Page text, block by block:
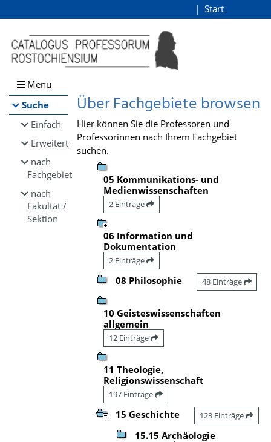
Browsen
direkt zum Inhalt
Start
Menü
Suche
Einfach
Erweitert
nach
Fachgebiet
nach
Fakultät /
Sektion
Über Fachgebiete browsen
Hier können Sie die Professoren und
Professorinnen nach Ihrem Fachgebiet
suchen.
05 Kommunikations- und
Medienwissenschaften
2 Einträge
06 Information und
Dokumentation
2 Einträge
08 Philosophie 48 Einträge
10 Geisteswissenschaften
allgemein
12 Einträge
11 Theologie,
Religionswissenschaft
197 Einträge
15 Geschichte 123 Einträge
15.15 Archäologie